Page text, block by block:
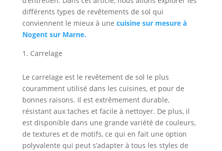
différents types de revêtements de sol qui
conviennent le mieux à une cuisine sur mesure à
Nogent sur Marne.
Carrelage
Le carrelage est le revêtement de sol le plus
couramment utilisé dans les cuisines, et pour de
bonnes raisons. Il est extrêmement durable,
résistant aux taches et facile à nettoyer. De plus, il
est disponible dans une grande variété de couleurs,
de textures et de motifs, ce qui en fait une option
polyvalente qui peut s’adapter à tous les styles de